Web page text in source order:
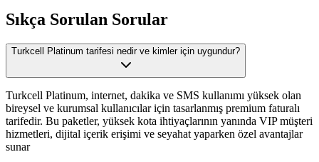
Sıkça Sorulan Sorular
Turkcell Platinum tarifesi nedir ve kimler için uygundur?
Turkcell Platinum, internet, dakika ve SMS kullanımı yüksek olan
bireysel ve kurumsal kullanıcılar için tasarlanmış premium faturalı
tarifedir. Bu paketler, yüksek kota ihtiyaçlarının yanında VIP müşteri
hizmetleri, dijital içerik erişimi ve seyahat yaparken özel avantajlar
sunar